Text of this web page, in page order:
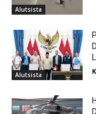
Alutsista
Alutsista